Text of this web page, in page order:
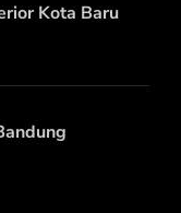
Kota Baru